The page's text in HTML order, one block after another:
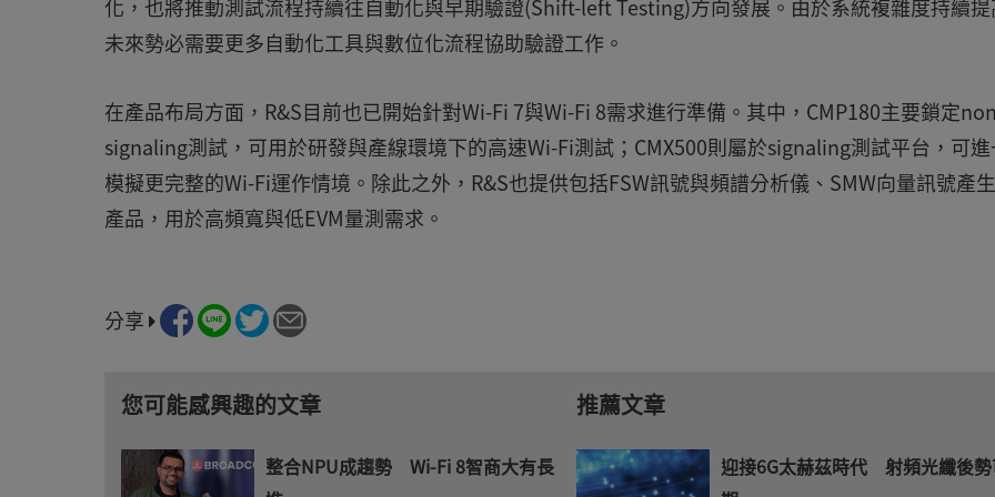
化，也將推動測試流程持續往自動化與早期驗證(Shift-left Testing)方向發展。由於系統複雜度持續提
未來勢必需要更多自動化工具與數位化流程協助驗證工作。
在產品布局方面，R&S目前也已開始針對Wi-Fi 7與Wi-Fi 8需求進行準備。其中，CMP180主要鎖定
signaling測試，可用於研發與產線環境下的高速Wi-Fi測試；CMX500則屬於signaling測試平台，可
模擬更完整的Wi-Fi運作情境。除此之外，R&S也提供包括FSW訊號與頻譜分析儀、SMW向量訊號產
產品，用於高頻寬與低EVM量測需求。
分享
您可能感興趣的文章
整合NPU成趨勢 Wi-Fi 8智商大有長
推薦文章
迎接6G太赫茲時代 射頻光纖後